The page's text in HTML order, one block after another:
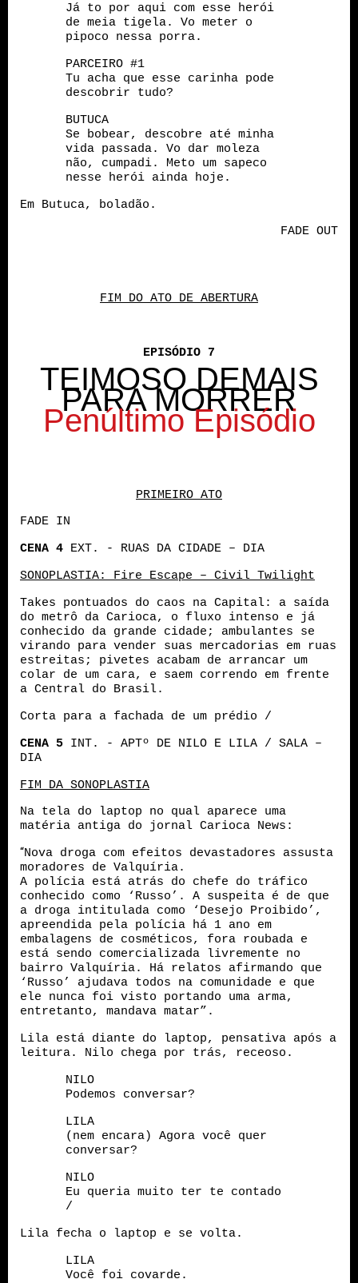
Já to por aqui com esse herói
de meia tigela. Vo meter o
pipoco nessa porra.
PARCEIRO #1
Tu acha que esse carinha pode
descobrir tudo?
BUTUCA
Se bobear, descobre até minha
vida passada. Vo dar moleza
não, cumpadi. Meto um sapeco
nesse herói ainda hoje.
Em Butuca, boladão.
FADE OUT
FIM DO ATO DE ABERTURA
EPISÓDIO 7
TEIMOSO DEMAIS
PARA MORRER
Penúltimo Episódio
PRIMEIRO ATO
FADE IN
CENA 4 EXT. - RUAS DA CIDADE – DIA
SONOPLASTIA: Fire Escape – Civil Twilight
Takes pontuados do caos na Capital: a saída
do metrô da Carioca, o fluxo intenso e já
conhecido da grande cidade; ambulantes se
virando para vender suas mercadorias em ruas
estreitas; pivetes acabam de arrancar um
colar de um cara, e saem correndo em frente
a Central do Brasil.
Corta para a fachada de um prédio /
CENA 5 INT. - APTº DE NILO E LILA / SALA –
DIA
FIM DA SONOPLASTIA
Na tela do laptop no qual aparece uma
matéria antiga do jornal Carioca News:
“Nova droga com efeitos devastadores assusta
moradores de Valquíria.
A polícia está atrás do chefe do tráfico
conhecido como ‘Russo’. A suspeita é de que
a droga intitulada como ‘Desejo Proibido’,
apreendida pela polícia há 1 ano em
embalagens de cosméticos, fora roubada e
está sendo comercializada livremente no
bairro Valquíria. Há relatos afirmando que
‘Russo’ ajudava todos na comunidade e que
ele nunca foi visto portando uma arma,
entretanto, mandava matar”.
Lila está diante do laptop, pensativa após a
leitura. Nilo chega por trás, receoso.
NILO
Podemos conversar?
LILA
(nem encara) Agora você quer
conversar?
NILO
Eu queria muito ter te contado
/
Lila fecha o laptop e se volta.
LILA
Você foi covarde.